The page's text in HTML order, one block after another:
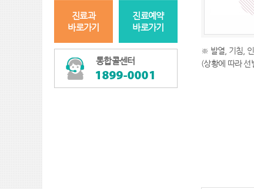
진료과
바로가기
진료예약
바로가기
통합콜센터
※ 발열, 기침,
(상황에 따라 선